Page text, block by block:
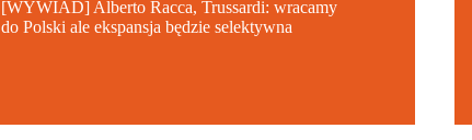
[WYWIAD] Alberto Racca, Trussardi: wracamy
do Polski ale ekspansja będzie selektywna